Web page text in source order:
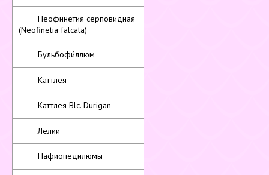
Неофинетия серповидная
(Neofinetia falcata)
Бульбофи́ллюм
Каттлея
Каттлея Blc. Durigan
Лелии
Пафиопедилюмы